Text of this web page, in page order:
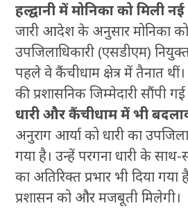
हल्द्वानी में मोनिका को मिली नई
जारी आदेश के अनुसार मोनिका को
उपजिलाधिकारी (एसडीएम)
पहले वे कैंचीधाम क्षेत्र में तैनात थीं।
की प्रशासनिक जिम्मेदारी सौंपी गई
धारी और कैंचीधाम में भी
अनुराग आर्या को धारी का
गया है। उन्हें परगना धारी के
का अतिरिक्त प्रभार भी दिया गया
प्रशासन को और मजबूती मिलेगी।